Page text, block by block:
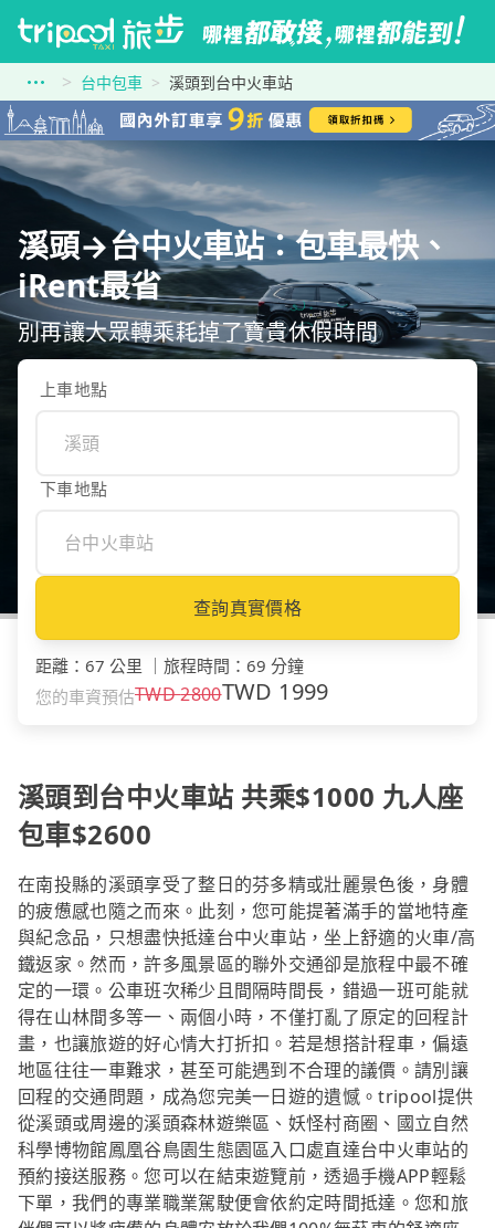
台中包車 溪頭到台中火車站
溪頭→台中火車站：包車最快、
iRent最省
別再讓大眾轉乘耗掉了寶貴休假時間
上車地點
下車地點
查詢真實價格
距離 ： 67 公里 旅程時間 ： 69 分鐘
您的車資預估TWD2800TWD 1999
溪頭到台中火車站 共乘$1000 九人座
包車$2600
在南投縣的溪頭享受了整日的芬多精或壯麗景色後，身體
的疲憊感也隨之而來。此刻，您可能提著滿手的當地特產
與紀念品，只想盡快抵達台中火車站，坐上舒適的火車/高
鐵返家。然而，許多風景區的聯外交通卻是旅程中最不確
定的一環。公車班次稀少且間隔時間長，錯過一班可能就
得在山林間多等一、兩個小時，不僅打亂了原定的回程計
畫，也讓旅遊的好心情大打折扣。若是想搭計程車，偏遠
地區往往一車難求，甚至可能遇到不合理的議價。請別讓
回程的交通問題，成為您完美一日遊的遺憾。tripool提供
從溪頭或周邊的溪頭森林遊樂區、妖怪村商圈、國立自然
科學博物館鳳凰谷鳥園生態園區入口處直達台中火車站的
預約接送服務。您可以在結束遊覽前，透過手機APP輕鬆
下單，我們的專業職業駕駛便會依約定時間抵達。您和旅